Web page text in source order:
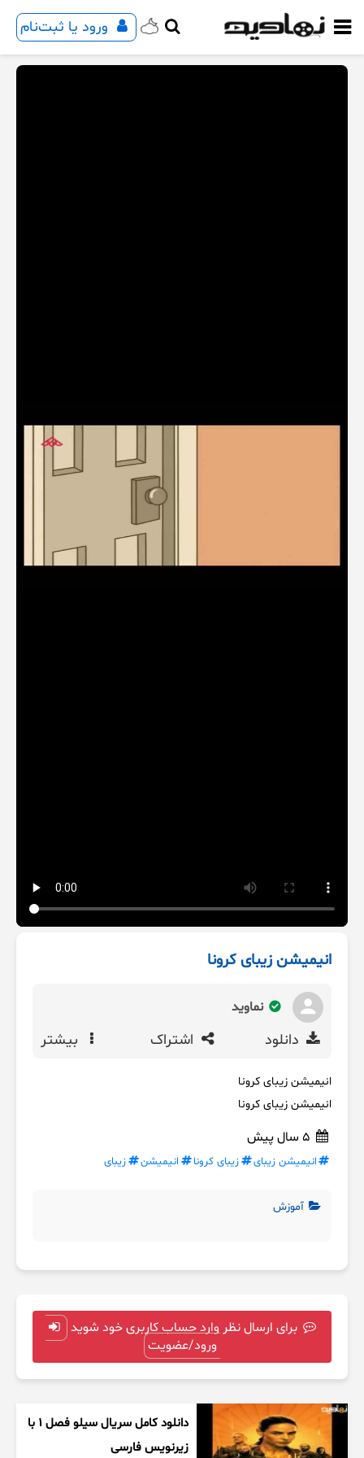
ورود یا ثبت‌نام
انیمیشن زیبای کرونا
نماوید
دانلود اشتراک بیشتر
انیمیشن زیبای کرونا
انیمیشن زیبای کرونا
انیمیشن زیبای زیبای کرونا انیمیشن زیبای
آموزش
برای ارسال نظر وارد حساب کاربری خود شوید
ورود/عضویت
دانلود کامل سریال سیلو فصل ۱ با
زیرنویس فارسی